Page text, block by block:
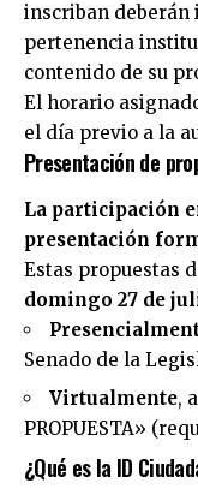
inscriban deberán
pertenencia
contenido de su
El horario
el día previo a la
Presentación de
La participación
presentación
Estas propuestas
domingo 27 de
Senado de la
Virtualmente,
PROPUESTA»
¿Qué es la ID